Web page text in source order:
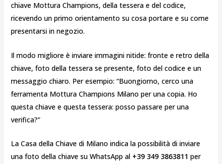
chiave Mottura Champions, della tessera e del codice,
ricevendo un primo orientamento su cosa portare e su come
presentarsi in negozio.
Il modo migliore è inviare immagini nitide: fronte e retro della
chiave, foto della tessera se presente, foto del codice e un
messaggio chiaro. Per esempio: “Buongiorno, cerco una
ferramenta Mottura Champions Milano per una copia. Ho
questa chiave e questa tessera: posso passare per una
verifica?”
La Casa della Chiave di Milano indica la possibilità di inviare
una foto della chiave su WhatsApp al +39 349 3863811 per